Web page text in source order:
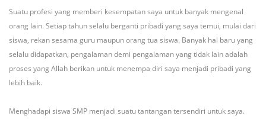
Suatu profesi yang memberi kesempatan saya untuk banyak mengenal
orang lain. Setiap tahun selalu berganti pribadi yang saya temui, mulai dari
siswa, rekan sesama guru maupun orang tua siswa. Banyak hal baru yang
selalu didapatkan, pengalaman demi pengalaman yang tidak lain adalah
proses yang Allah berikan untuk menempa diri saya menjadi pribadi yang
lebih baik.
Menghadapi siswa SMP menjadi suatu tantangan tersendiri untuk saya.